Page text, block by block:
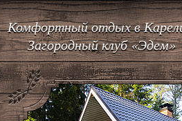
Комфортный отдых в
Загородный клуб «Эдем»